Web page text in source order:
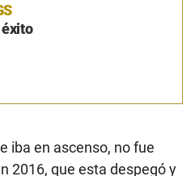
iba en ascenso, no fue
2016, que esta despegó y